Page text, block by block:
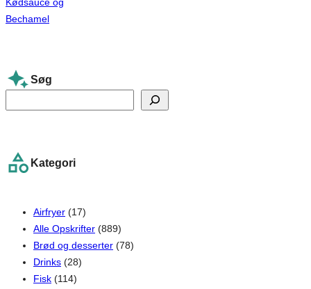
Søg
e
c
Kategori
Airfryer (17)
Alle Opskrifter (889)
Brød og desserter (78)
Drinks (28)
Fisk (114)